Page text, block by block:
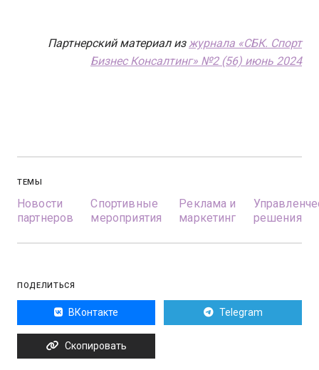
Партнерский материал из журнала «СБК. Спорт
Бизнес Консалтинг» №2 (56) июнь 2024
ТЕМЫ
Новости
партнеров
Спортивные
мероприятия
Реклама и
маркетинг
решения
ПОДЕЛИТЬСЯ
ВКонтакте Telegram
Скопировать